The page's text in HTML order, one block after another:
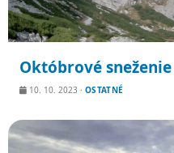
Októbrové
10. 10. 2023 · OSTATNÉ